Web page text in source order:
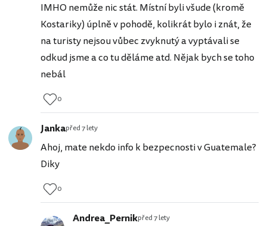
IMHO nemůže nic stát. Místní byli všude (kromě
Kostariky) úplně v pohodě, kolikrát bylo i znát, že
na turisty nejsou vůbec zvyknutý a vyptávali se
odkud jsme a co tu děláme atd. Nějak bych se toho
nebál
0
Jankapřed 7 lety
Ahoj, mate nekdo info k bezpecnosti v Guatemale?
Diky
0
Andrea_Pernikpřed 7 lety